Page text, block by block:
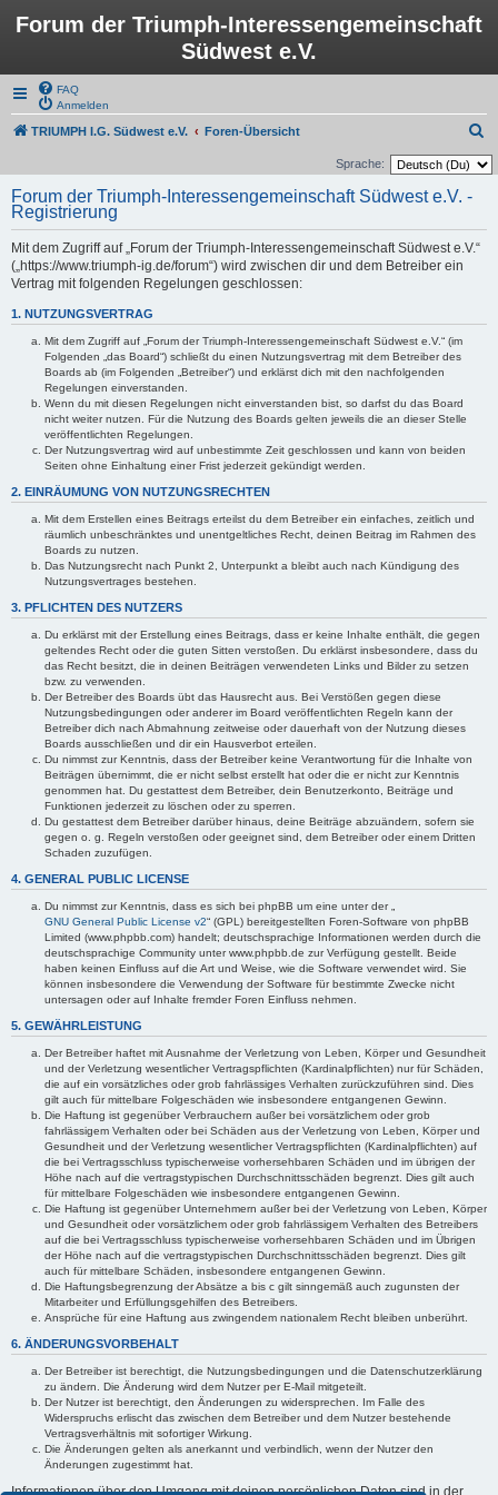
Forum der Triumph-Interessengemeinschaft
Südwest e.V.
FAQ
Anmelden
TRIUMPH I.G. Südwest e.V. Foren-Übersicht
u
Sprache:
Forum der Triumph-Interessengemeinschaft Südwest e.V. -
Registrierung
Mit dem Zugriff auf „Forum der Triumph-Interessengemeinschaft Südwest e.V.“
(„https://www.triumph-ig.de/forum“) wird zwischen dir und dem Betreiber ein
Vertrag mit folgenden Regelungen geschlossen:
1. NUTZUNGSVERTRAG
Mit dem Zugriff auf „Forum der Triumph-Interessengemeinschaft Südwest e.V.“ (im
Folgenden „das Board“) schließt du einen Nutzungsvertrag mit dem Betreiber des
Boards ab (im Folgenden „Betreiber“) und erklärst dich mit den nachfolgenden
Regelungen einverstanden.
Wenn du mit diesen Regelungen nicht einverstanden bist, so darfst du das Board
nicht weiter nutzen. Für die Nutzung des Boards gelten jeweils die an dieser Stelle
veröffentlichten Regelungen.
Der Nutzungsvertrag wird auf unbestimmte Zeit geschlossen und kann von beiden
Seiten ohne Einhaltung einer Frist jederzeit gekündigt werden.
2. EINRÄUMUNG VON NUTZUNGSRECHTEN
Mit dem Erstellen eines Beitrags erteilst du dem Betreiber ein einfaches, zeitlich und
räumlich unbeschränktes und unentgeltliches Recht, deinen Beitrag im Rahmen des
Boards zu nutzen.
Das Nutzungsrecht nach Punkt 2, Unterpunkt a bleibt auch nach Kündigung des
Nutzungsvertrages bestehen.
3. PFLICHTEN DES NUTZERS
Du erklärst mit der Erstellung eines Beitrags, dass er keine Inhalte enthält, die gegen
geltendes Recht oder die guten Sitten verstoßen. Du erklärst insbesondere, dass du
das Recht besitzt, die in deinen Beiträgen verwendeten Links und Bilder zu setzen
bzw. zu verwenden.
Der Betreiber des Boards übt das Hausrecht aus. Bei Verstößen gegen diese
Nutzungsbedingungen oder anderer im Board veröffentlichten Regeln kann der
Betreiber dich nach Abmahnung zeitweise oder dauerhaft von der Nutzung dieses
Boards ausschließen und dir ein Hausverbot erteilen.
Du nimmst zur Kenntnis, dass der Betreiber keine Verantwortung für die Inhalte von
Beiträgen übernimmt, die er nicht selbst erstellt hat oder die er nicht zur Kenntnis
genommen hat. Du gestattest dem Betreiber, dein Benutzerkonto, Beiträge und
Funktionen jederzeit zu löschen oder zu sperren.
Du gestattest dem Betreiber darüber hinaus, deine Beiträge abzuändern, sofern sie
gegen o. g. Regeln verstoßen oder geeignet sind, dem Betreiber oder einem Dritten
Schaden zuzufügen.
4. GENERAL PUBLIC LICENSE
Du nimmst zur Kenntnis, dass es sich bei phpBB um eine unter der „
GNU General Public License v2“ (GPL) bereitgestellten Foren-Software von phpBB
Limited (www.phpbb.com) handelt; deutschsprachige Informationen werden durch die
deutschsprachige Community unter www.phpbb.de zur Verfügung gestellt. Beide
haben keinen Einfluss auf die Art und Weise, wie die Software verwendet wird. Sie
können insbesondere die Verwendung der Software für bestimmte Zwecke nicht
untersagen oder auf Inhalte fremder Foren Einfluss nehmen.
5. GEWÄHRLEISTUNG
Der Betreiber haftet mit Ausnahme der Verletzung von Leben, Körper und Gesundheit
und der Verletzung wesentlicher Vertragspflichten (Kardinalpflichten) nur für Schäden,
die auf ein vorsätzliches oder grob fahrlässiges Verhalten zurückzuführen sind. Dies
gilt auch für mittelbare Folgeschäden wie insbesondere entgangenen Gewinn.
Die Haftung ist gegenüber Verbrauchern außer bei vorsätzlichem oder grob
fahrlässigem Verhalten oder bei Schäden aus der Verletzung von Leben, Körper und
Gesundheit und der Verletzung wesentlicher Vertragspflichten (Kardinalpflichten) auf
die bei Vertragsschluss typischerweise vorhersehbaren Schäden und im übrigen der
Höhe nach auf die vertragstypischen Durchschnittsschäden begrenzt. Dies gilt auch
für mittelbare Folgeschäden wie insbesondere entgangenen Gewinn.
Die Haftung ist gegenüber Unternehmern außer bei der Verletzung von Leben, Körper
und Gesundheit oder vorsätzlichem oder grob fahrlässigem Verhalten des Betreibers
auf die bei Vertragsschluss typischerweise vorhersehbaren Schäden und im Übrigen
der Höhe nach auf die vertragstypischen Durchschnittsschäden begrenzt. Dies gilt
auch für mittelbare Schäden, insbesondere entgangenen Gewinn.
Die Haftungsbegrenzung der Absätze a bis c gilt sinngemäß auch zugunsten der
Mitarbeiter und Erfüllungsgehilfen des Betreibers.
Ansprüche für eine Haftung aus zwingendem nationalem Recht bleiben unberührt.
6. ÄNDERUNGSVORBEHALT
Der Betreiber ist berechtigt, die Nutzungsbedingungen und die Datenschutzerklärung
zu ändern. Die Änderung wird dem Nutzer per E-Mail mitgeteilt.
Der Nutzer ist berechtigt, den Änderungen zu widersprechen. Im Falle des
Widerspruchs erlischt das zwischen dem Betreiber und dem Nutzer bestehende
Vertragsverhältnis mit sofortiger Wirkung.
Die Änderungen gelten als anerkannt und verbindlich, wenn der Nutzer den
Änderungen zugestimmt hat.
Informationen über den Umgang mit deinen persönlichen Daten sind in der